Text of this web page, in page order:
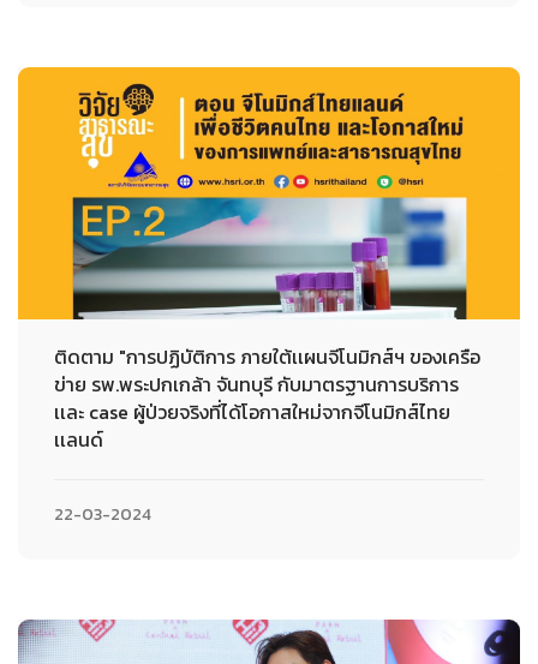
ติดตาม "การปฏิบัติการ ภายใต้เเผนจีโนมิกส์ฯ ของเครือ
ข่าย รพ.พระปกเกล้า จันทบุรี กับมาตรฐานการบริการ
เเละ case ผู้ป่วยจริงที่ได้โอกาสใหม่จากจีโนมิกส์ไทย
เเลนด์
22-03-2024